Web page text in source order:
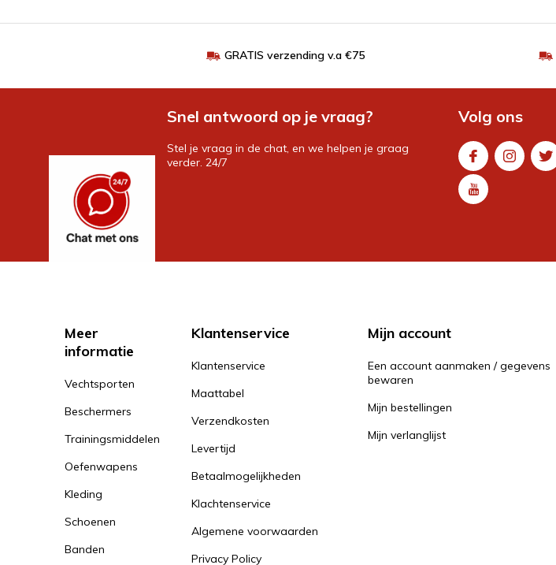
GRATIS verzending v.a €75
Snel antwoord op je vraag?
Stel je vraag in de chat, en we helpen je graag
verder. 24/7
Volg ons
Meer
informatie
Vechtsporten
Beschermers
Trainingsmiddelen
Oefenwapens
Kleding
Schoenen
Banden
Klantenservice
Klantenservice
Maattabel
Verzendkosten
Levertijd
Betaalmogelijkheden
Klachtenservice
Algemene voorwaarden
Privacy Policy
Mijn account
Een account aanmaken / gegevens
bewaren
Mijn bestellingen
Mijn verlanglijst